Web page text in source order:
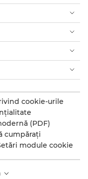
cookie-urile
(PDF)
cumpăraţi
module cookie